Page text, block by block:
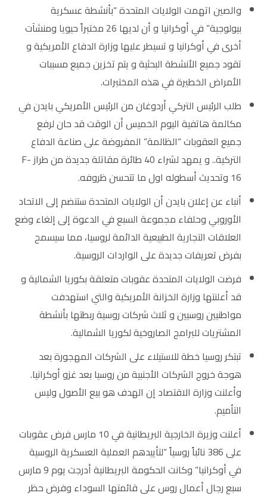
والصين اتهمت الولايات المتحدة “بأنشطة عسكرية
بيولوجية” في أوكرانيا و أن لديها 26 مختبراً حيويا ومنشآت
أخرى في أوكرانيا و تسيطر عليها وزارة الدفاع الأمريكية و
تقود جميع الأنشطة البحثية و يتم تخزين جميع مسببات
الأمراض الخطيرة في هذه المختبرات.
طلب الرئيس التركي أردوغان من الرئيس الأمريكي بايدن في
مكالمة هاتفية اليوم الخميس أن الوقت قد حان لرفع
جميع العقوبات “الظالمة” المفروضة على صناعة الدفاع
التركية.. و يمهد لشراء 40 طائرة مقاتلة جديدة من طراز F-
16 وتحديث أسطوله اول ما تتحسن ظروفه.
أنباء عن إعلان بايدن أن الولايات المتحدة ستنضم إلى الاتحاد
الأوروبي وحلفاء مجموعة السبع في الدعوة إلى إلغاء وضع
العلاقات التجارية الطبيعية الدائمة لروسيا، مما سيسمح
بفرض تعريفات جديدة على الواردات الروسية.
فرضت الولايات المتحدة عقوبات متعلقة بكوريا الشمالية و
قد أعلنتها وزارة الخزانة الأمريكية والتي استهدفت
مواطنيين روسيين و ثلاث شركات روسية ربطتها بأنشطة
المشتريات للبرامج الصاروخية لكوريا الشمالية.
تبتكر روسيا خطة للاستيلاء على الشركات المهجورة بعد
هوجة خروج الشركات الأجنبية من روسيا بعد غزو أوكرانيا.
وأعلنت وزارة الاقتصاد إن الهدف هو بيع الأصول وليس
التأميم.
أعلنت وزيرة الخارجية البريطانية في 10 مارس فرض عقوبات
على 386 نائباً روسياً “لتأييدهم العملية العسكرية الروسية
في أوكرانيا” وكانت الحكومة البريطانية أدرجت يوم 9 مارس
سبع رجال أعمال روس على قائمتها السوداء وفرض حظر